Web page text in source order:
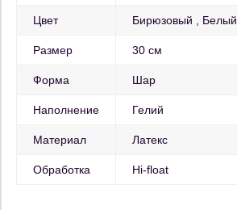
Цвет Бирюзовый Белый
Размер 30 см
Форма Шар
Наполнение Гелий
Материал Латекс
Обработка Hi-float